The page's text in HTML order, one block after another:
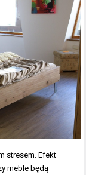
stresem. Efekt
meble będą